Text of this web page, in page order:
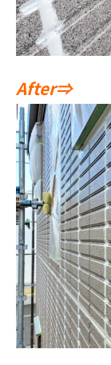
After⇒